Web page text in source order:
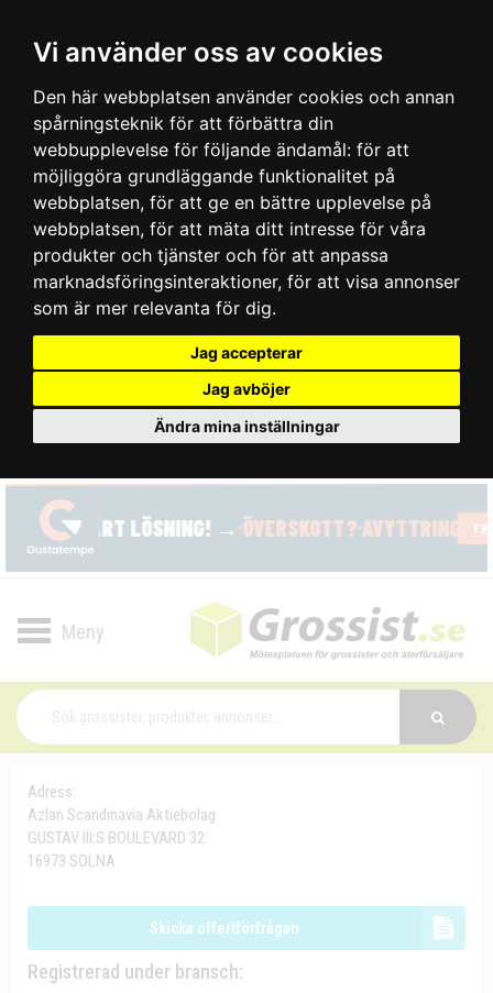
Vi använder oss av cookies
Den här webbplatsen använder cookies och annan
spårningsteknik för att förbättra din
webbupplevelse för följande ändamål: för att
möjliggöra grundläggande funktionalitet på
webbplatsen, för att ge en bättre upplevelse på
webbplatsen, för att mäta ditt intresse för våra
produkter och tjänster och för att anpassa
marknadsföringsinteraktioner, för att visa annonser
som är mer relevanta för dig.
Jag accepterar
Jag avböjer
Ändra mina inställningar
Toggle
Adress:
Azlan Scandinavia Aktiebolag
GUSTAV III:S BOULEVARD 32
16973 SOLNA
Skicka offertförfrågan
Registrerad under bransch: